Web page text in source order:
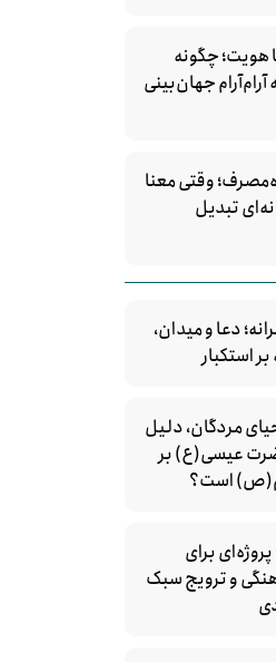
هویت؛ چگونه
جهان‌بینی
وقتی معنا
تبدیل
دعا و میدان،
استکبار
مردگان، دلیل
عیسی(ع) بر
است؟
برای
و ترویج سبک